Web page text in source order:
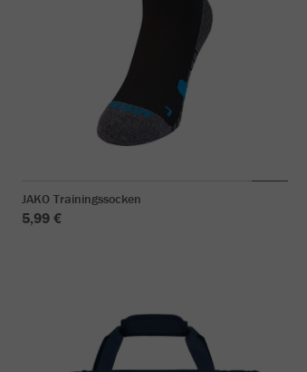
JAKO Trainingssocken
5,99 €